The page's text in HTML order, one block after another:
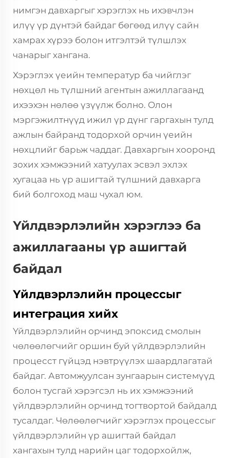
нимгэн давхаргыг хэрэглэх нь ихэвчлэн
илүү үр дүнтэй байдаг бөгөөд илүү сайн
хамрах хүрээ болон итгэлтэй түлшлэх
чанарыг хангана.
Хэрэглэх үеийн температур ба чийглэг
нөхцөл нь түлшний агентын ажиллагаанд
ихээхэн нөлөө үзүүлж болно. Олон
мэргэжилтнүүд ижил үр дүнг гаргахын тулд
ажлын байранд тодорхой орчин үеийн
нөхцлийг барьж чаддаг. Давхаргын хооронд
зохих хэмжээний хатуулах эсвэл эхлэх
хугацаа нь үр ашигтай түлшний давхарга
бий болгоход маш чухал юм.
Үйлдвэрлэлийн хэрэглээ ба
ажиллагааны үр ашигтай
байдал
Үйлдвэрлэлийн процессыг
интеграция хийх
Үйлдвэрлэлийн орчинд эпоксид смолын
чөлөөлөгчийг оршин буй үйлдвэрлэлийн
процесст гүйцэд нэвтрүүлэх шаардлагатай
байдаг. Автомжуулсан зунгаарын системүүд
болон тусгай хэрэгсэл нь их хэмжээний
үйлдвэрлэлийн орчинд тогтвортой байдалд
тусалдаг. Чөлөөлөгчийг хэрэглэх процессыг
үйлдвэрлэлийн үр ашигтай байдал
хангахын тулд нарийн цаг тодорхойлж,